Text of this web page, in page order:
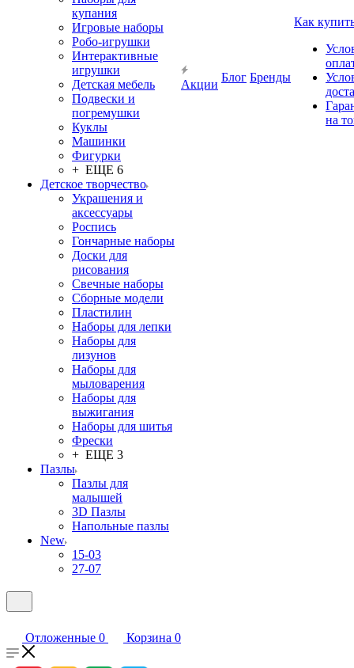
купания
Игровые наборы
Робо-игрушки
Интерактивные
игрушки
Детская мебель
Подвески и
погремушки
Куклы
Машинки
Фигурки
+ ЕЩЕ 6
Детское творчество
Украшения и
аксессуары
Роспись
Гончарные наборы
Доски для
рисования
Свечные наборы
Сборные модели
Пластилин
Наборы для лепки
Наборы для
лизунов
Наборы для
мыловарения
Наборы для
выжигания
Наборы для шитья
Фрески
+ ЕЩЕ 3
Пазлы
Пазлы для
малышей
3D Пазлы
Напольные пазлы
New
15-03
27-07
Акции
Блог Бренды
Как
на
Отложенные 0 Корзина 0